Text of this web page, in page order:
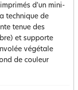
d'un mini-
technique de
tenue des
et supporte
végétale
de couleur